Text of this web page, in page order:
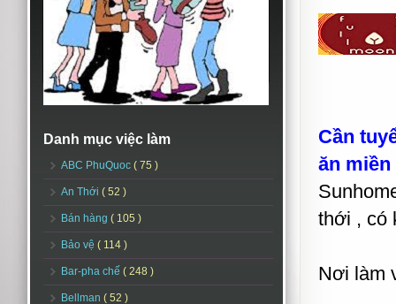
Danh mục việc làm
ABC PhuQuoc ( 75 )
An Thới ( 52 )
Bán hàng ( 105 )
Bảo vệ ( 114 )
Bar-pha chế ( 248 )
Bellman ( 52 )
Cần
ăn
thới , có
Nơi làm